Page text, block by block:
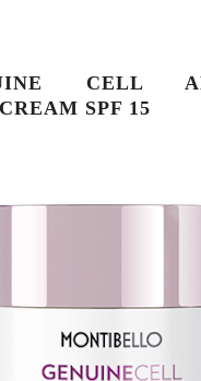
CELL
SPF 15